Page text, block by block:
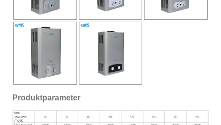
Produktparameter